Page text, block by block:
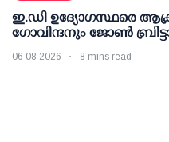
ഇ.ഡി ഉദ്യോഗസ്ഥരെ
ഗോവിന്ദനും ജോണ്‍
06 08 2026 8 mins read